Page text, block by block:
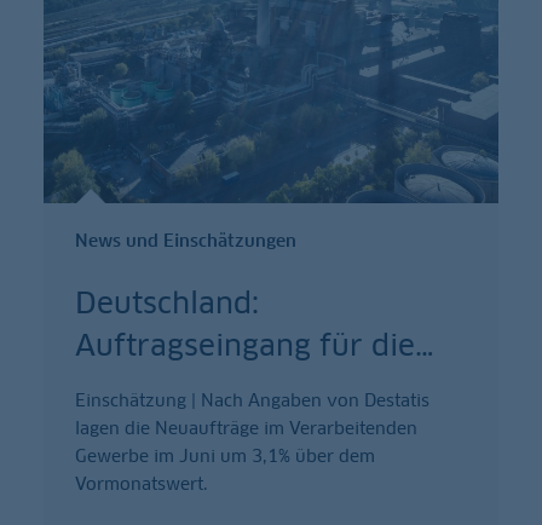
News und Einschätzungen
Deutschland:
Auftragseingang für die…
Einschätzung | Nach Angaben von Destatis
lagen die Neuaufträge im Verarbeitenden
Gewerbe im Juni um 3,1% über dem
Vormonatswert.